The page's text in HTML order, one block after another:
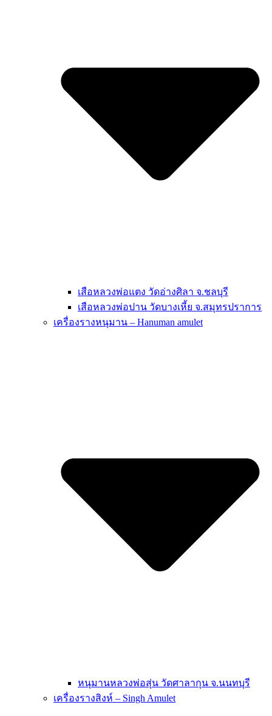
เสือหลวงพ่อแตง วัดอ่างศิลา จ.ชลบุรี
เสือหลวงพ่อปาน วัดบางเหี้ย จ.สมุทรปราการ
เครื่องรางหนุมาน – Hanuman amulet
หนุมานหลวงพ่อสุ่น วัดศาลากุน จ.นนทบุรี
เครื่องรางสิงห์ – Singh Amulet